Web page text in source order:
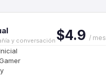
y conversación $4.9 / mes